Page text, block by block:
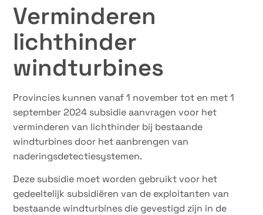
Verminderen
lichthinder
windturbines
Provincies kunnen vanaf 1 november tot en met 1
september 2024 subsidie aanvragen voor het
verminderen van lichthinder bij bestaande
windturbines door het aanbrengen van
naderingsdetectiesystemen.
Deze subsidie moet worden gebruikt voor het
gedeeltelijk subsidiëren van de exploitanten van
bestaande windturbines die gevestigd zijn in de